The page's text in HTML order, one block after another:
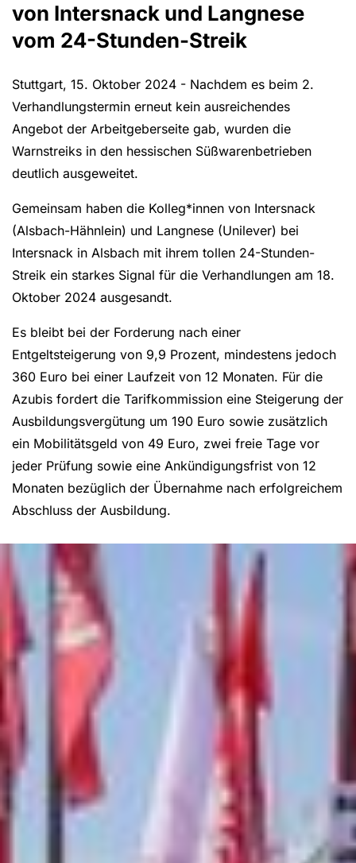
von Intersnack und Langnese
vom 24-Stunden-Streik
Stuttgart, 15. Oktober 2024 - Nachdem es beim 2.
Verhandlungstermin erneut kein ausreichendes
Angebot der Arbeitgeberseite gab, wurden die
Warnstreiks in den hessischen Süßwarenbetrieben
deutlich ausgeweitet.
Gemeinsam haben die Kolleg*innen von Intersnack
(Alsbach-Hähnlein) und Langnese (Unilever) bei
Intersnack in Alsbach mit ihrem tollen 24-Stunden-
Streik ein starkes Signal für die Verhandlungen am 18.
Oktober 2024 ausgesandt.
Es bleibt bei der Forderung nach einer
Entgeltsteigerung von 9,9 Prozent, mindestens jedoch
360 Euro bei einer Laufzeit von 12 Monaten. Für die
Azubis fordert die Tarifkommission eine Steigerung der
Ausbildungsvergütung um 190 Euro sowie zusätzlich
ein Mobilitätsgeld von 49 Euro, zwei freie Tage vor
jeder Prüfung sowie eine Ankündigungsfrist von 12
Monaten bezüglich der Übernahme nach erfolgreichem
Abschluss der Ausbildung.